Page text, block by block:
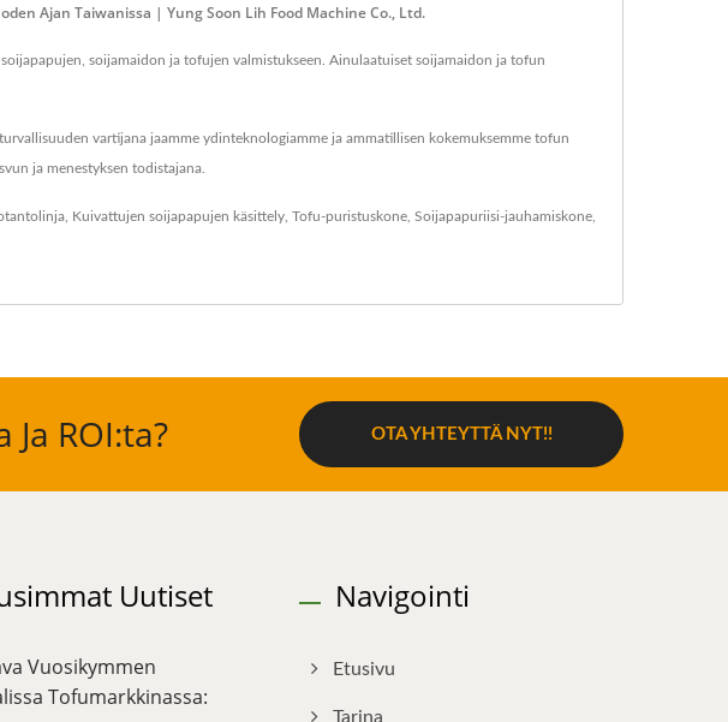
Ajan Taiwanissa | Yung Soon Lih Food Machine Co., Ltd.
soijamaidon ja tofujen valmistukseen. Ainulaatuiset soijamaidon ja tofun
vartijana jaamme ydinteknologiamme ja ammatillisen kokemuksemme tofun
ja menestyksen todistajana.
Kuivattujen soijapapujen käsittely Tofu-puristuskone Soijapapuriisi-jauhamiskone
ROI:ta? OTA YHTEYTTÄ NYT!!
Uutiset
Vuosikymmen
Tofumarkkinassa:
Navigointi
Etusivu
Tarina